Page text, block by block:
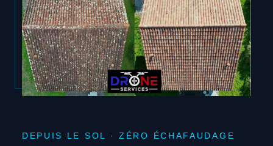
DEPUIS LE SOL · ZÉRO ÉCHAFAUDAGE